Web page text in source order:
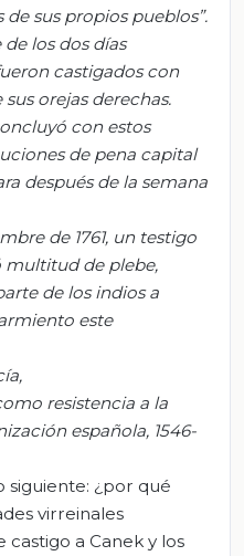
sus propios pueblos”.
los dos días
castigados con
orejas derechas.
con estos
de pena capital
después de la semana
de 1761, un testigo
multitud de plebe,
de los indios a
este
,
resistencia a la
española, 1546-
siguiente: ¿por qué
virreinales
a Canek y los